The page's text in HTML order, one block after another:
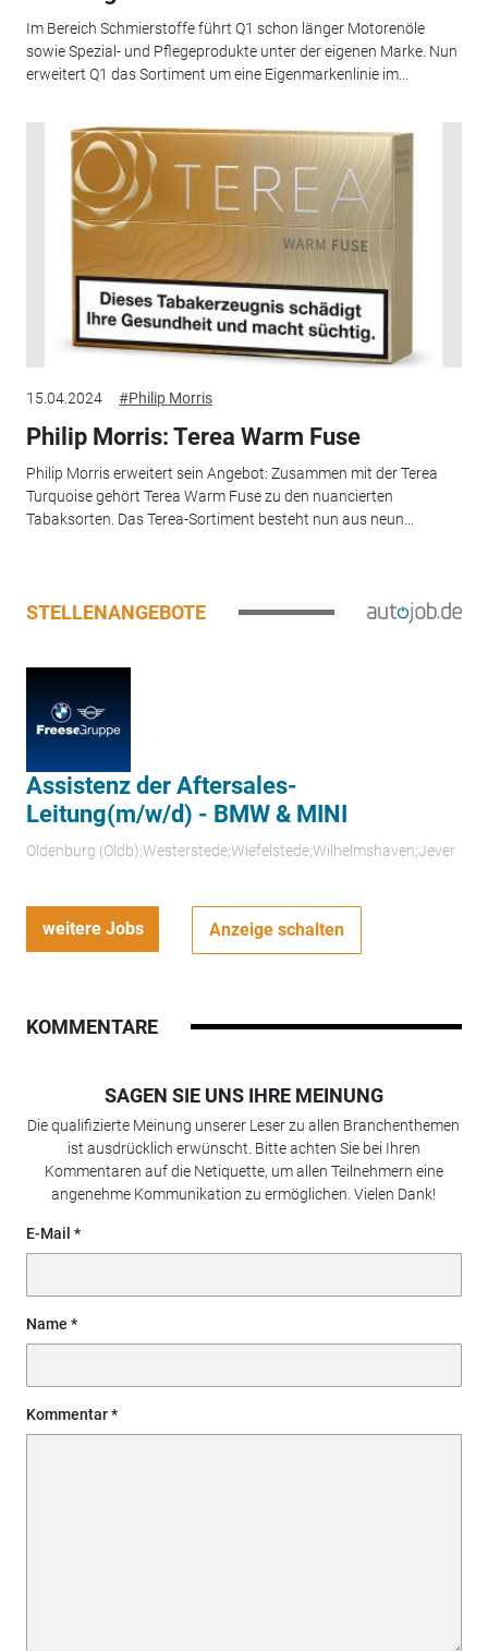
Im Bereich Schmierstoffe führt Q1 schon länger Motorenöle
sowie Spezial- und Pflegeprodukte unter der eigenen Marke. Nun
erweitert Q1 das Sortiment um eine Eigenmarkenlinie im...
15.04.2024 #Philip Morris
Philip Morris: Terea Warm Fuse
Philip Morris erweitert sein Angebot: Zusammen mit der Terea
Turquoise gehört Terea Warm Fuse zu den nuancierten
Tabaksorten. Das Terea-Sortiment besteht nun aus neun...
STELLENANGEBOTE
Assistenz der Aftersales-
Leitung(m/w/d) - BMW & MINI
Oldenburg (Oldb);Westerstede;Wiefelstede;Wilhelmshaven;Jever
weitere Jobs Anzeige schalten
KOMMENTARE
SAGEN SIE UNS IHRE MEINUNG
Die qualifizierte Meinung unserer Leser zu allen Branchenthemen
ist ausdrücklich erwünscht. Bitte achten Sie bei Ihren
Kommentaren auf die Netiquette, um allen Teilnehmern eine
angenehme Kommunikation zu ermöglichen. Vielen Dank!
E-Mail
Name
Kommentar